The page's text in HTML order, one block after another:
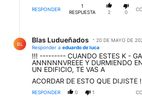
RESPONDER
1
RESPUESTA
2 0
BL
Blas Ludueñados
20 DE MAYO DE
Responder a eduardo de luca
!!! --------- CUANDO ESTES K -
ANNNNNVREEE Y DURMIENDO
UN EDIFICIO, TE VAS A
ACORDAR DE ESTO QUE DIJISTE
RESPONDER 0 1